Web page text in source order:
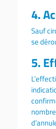
4.
Sauf
se
5.